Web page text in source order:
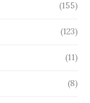
(155)
(123)
(11)
(8)